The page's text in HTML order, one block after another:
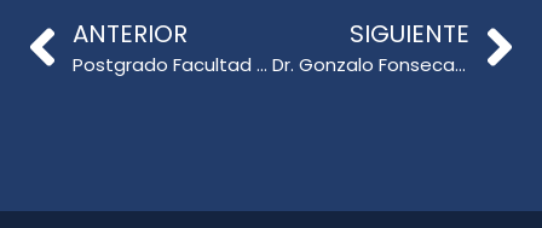
ANTERIOR
Postgrado Facultad de Educación fortalece lazos internacionales en visita a la Fundación Carlos Chagas, São Paulo
SIGUIENTE
Dr. Gonzalo Fonseca Grandón participa en Coloquio sobre IA en Educación Superior en Colombia